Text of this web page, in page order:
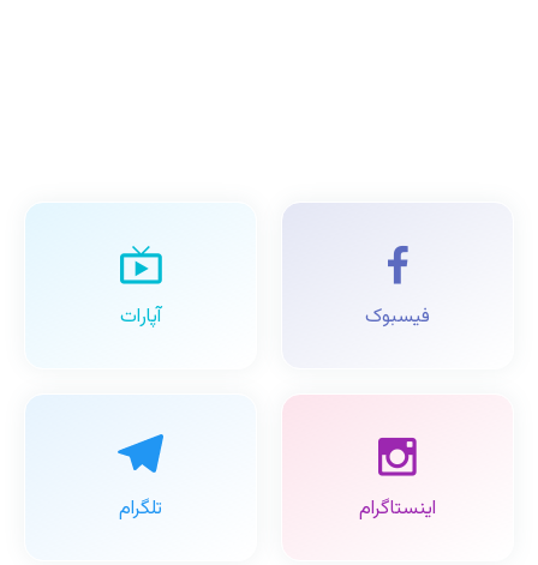
فیسبوک آپارات
اینستاگرام تلگرام